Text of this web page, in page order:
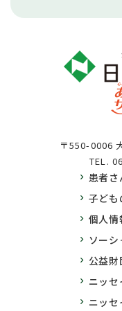
〒550-0006
TEL.
患者さ
子ども
個人情
ソー
公益
ニッ
ニッ